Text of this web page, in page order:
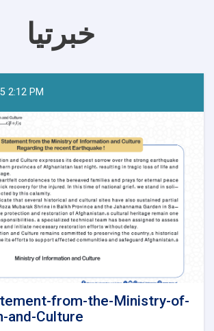
خبرتیا
2:12 PM
from-the-Ministry-of-
and-Culture